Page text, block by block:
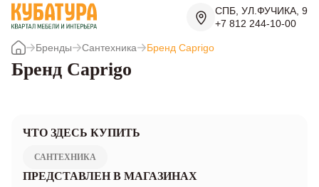
СПБ, УЛ.ФУЧИКА, 9
+7 812 244-10-00
Бренды Сантехника Бренд Caprigo
Бренд Caprigo
ЧТО ЗДЕСЬ КУПИТЬ
САНТЕХНИКА
ПРЕДСТАВЛЕН В МАГАЗИНАХ